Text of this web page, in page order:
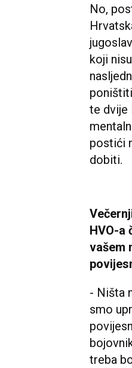
No,
koji
te dvije
postići
dobiti.
HVO-a
vašem
- Ništa
smo
treba